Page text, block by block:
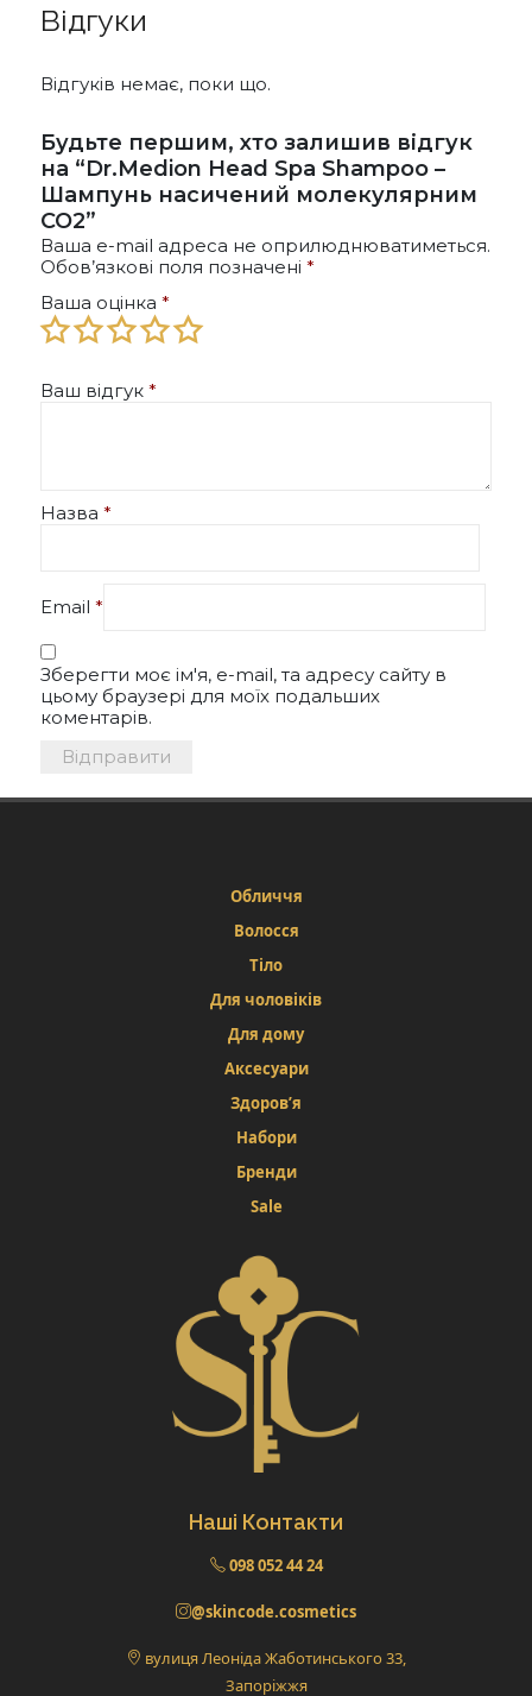
Відгуки
Відгуків немає, поки що.
Будьте першим, хто залишив відгук
на “Dr.Medion Head Spa Shampoo –
Шампунь насичений молекулярним
СО2”
Ваша e-mail адреса не оприлюднюватиметься.
Обов’язкові поля позначені *
Ваша оцінка *
Ваш відгук *
Назва *
Email *
Зберегти моє ім'я, e-mail, та адресу сайту в
цьому браузері для моїх подальших
коментарів.
Обличчя
Волосся
Тіло
Для чоловіків
Для дому
Аксесуари
Здоров’я
Набори
Бренди
Sale
Наші Контакти
098 052 44 24
@skincode.cosmetics
вулиця Леоніда Жаботинського 33,
Запоріжжя